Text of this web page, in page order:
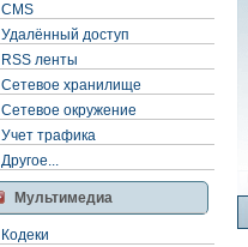
CMS
Удалённый доступ
RSS ленты
Сетевое хранилище
Сетевое окружение
Учет трафика
Другое...
Мультимедиа
Кодеки